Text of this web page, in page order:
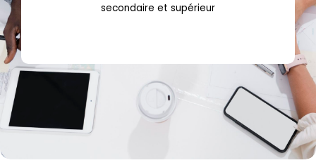
secondaire et supérieur